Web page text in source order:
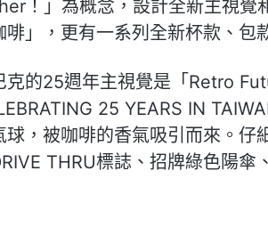
！」為概念，設計全新主視覺
啡」，更有一系列全新杯款、包
的25週年主視覺是「Retro
25 YEARS IN
球，被咖啡的香氣吸引而來。仔
THRU標誌、招牌綠色陽